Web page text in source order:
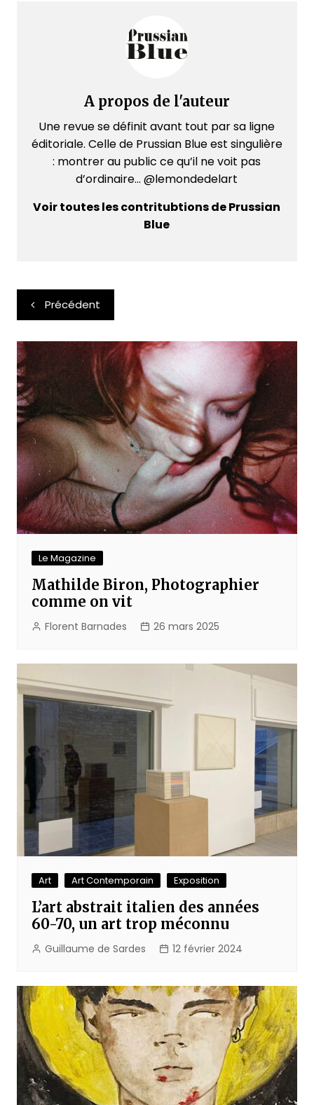
A propos de l'auteur
Une revue se définit avant tout par sa ligne
éditoriale. Celle de Prussian Blue est singulière
: montrer au public ce qu’il ne voit pas
d’ordinaire... @lemondedelart
Voir toutes les contritubtions de Prussian
Blue
Navigation
de
l’article
Précédent
Le Magazine
Mathilde Biron, Photographier
comme on vit
Florent Barnades 26 mars 2025
Art Art Contemporain Exposition
L’art abstrait italien des années
60-70, un art trop méconnu
Guillaume de Sardes 12 février 2024